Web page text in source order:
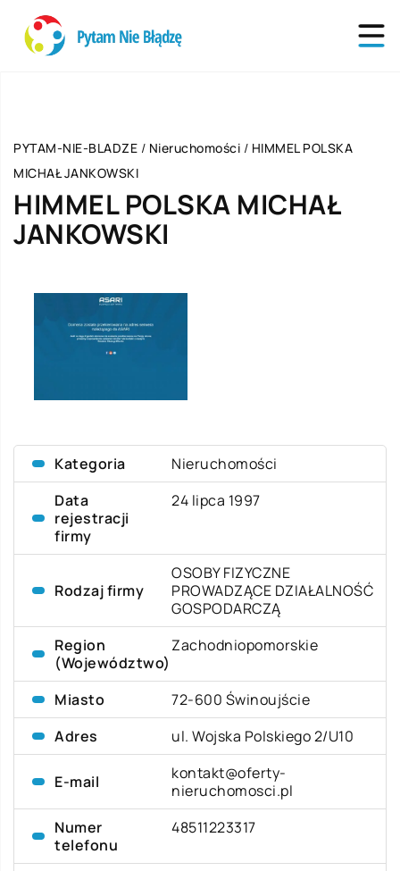
PYTAM-NIE-BLADZE / Nieruchomości / HIMMEL POLSKA
MICHAŁ JANKOWSKI
HIMMEL POLSKA MICHAŁ
JANKOWSKI
Kategoria
Nieruchomości
Data
rejestracji
firmy
24 lipca 1997
Rodzaj firmy
OSOBY FIZYCZNE
PROWADZĄCE DZIAŁALNOŚĆ
GOSPODARCZĄ
Region
(Województwo)
Zachodniopomorskie
Miasto
72-600 Świnoujście
Adres
ul. Wojska Polskiego 2/U10
E-mail
kontakt@oferty-
nieruchomosci.pl
Numer
telefonu
48511223317